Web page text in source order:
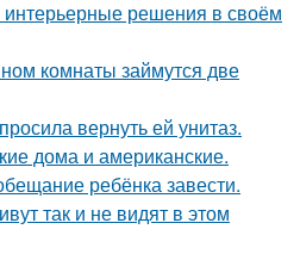
решения в своём
комнаты займутся две
вернуть ей унитаз.
дома и американские.
ребёнка завести.
так и не видят в этом